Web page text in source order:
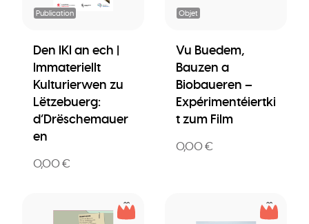
Publication
Den IKI an ech |
Immateriellt
Kulturierwen zu
Lëtzebuerg:
d’Drëschemauer
en
0,00 €
Objet
Vu Buedem,
Bauzen a
Biobaueren –
Expérimentéiertki
t zum Film
0,00 €